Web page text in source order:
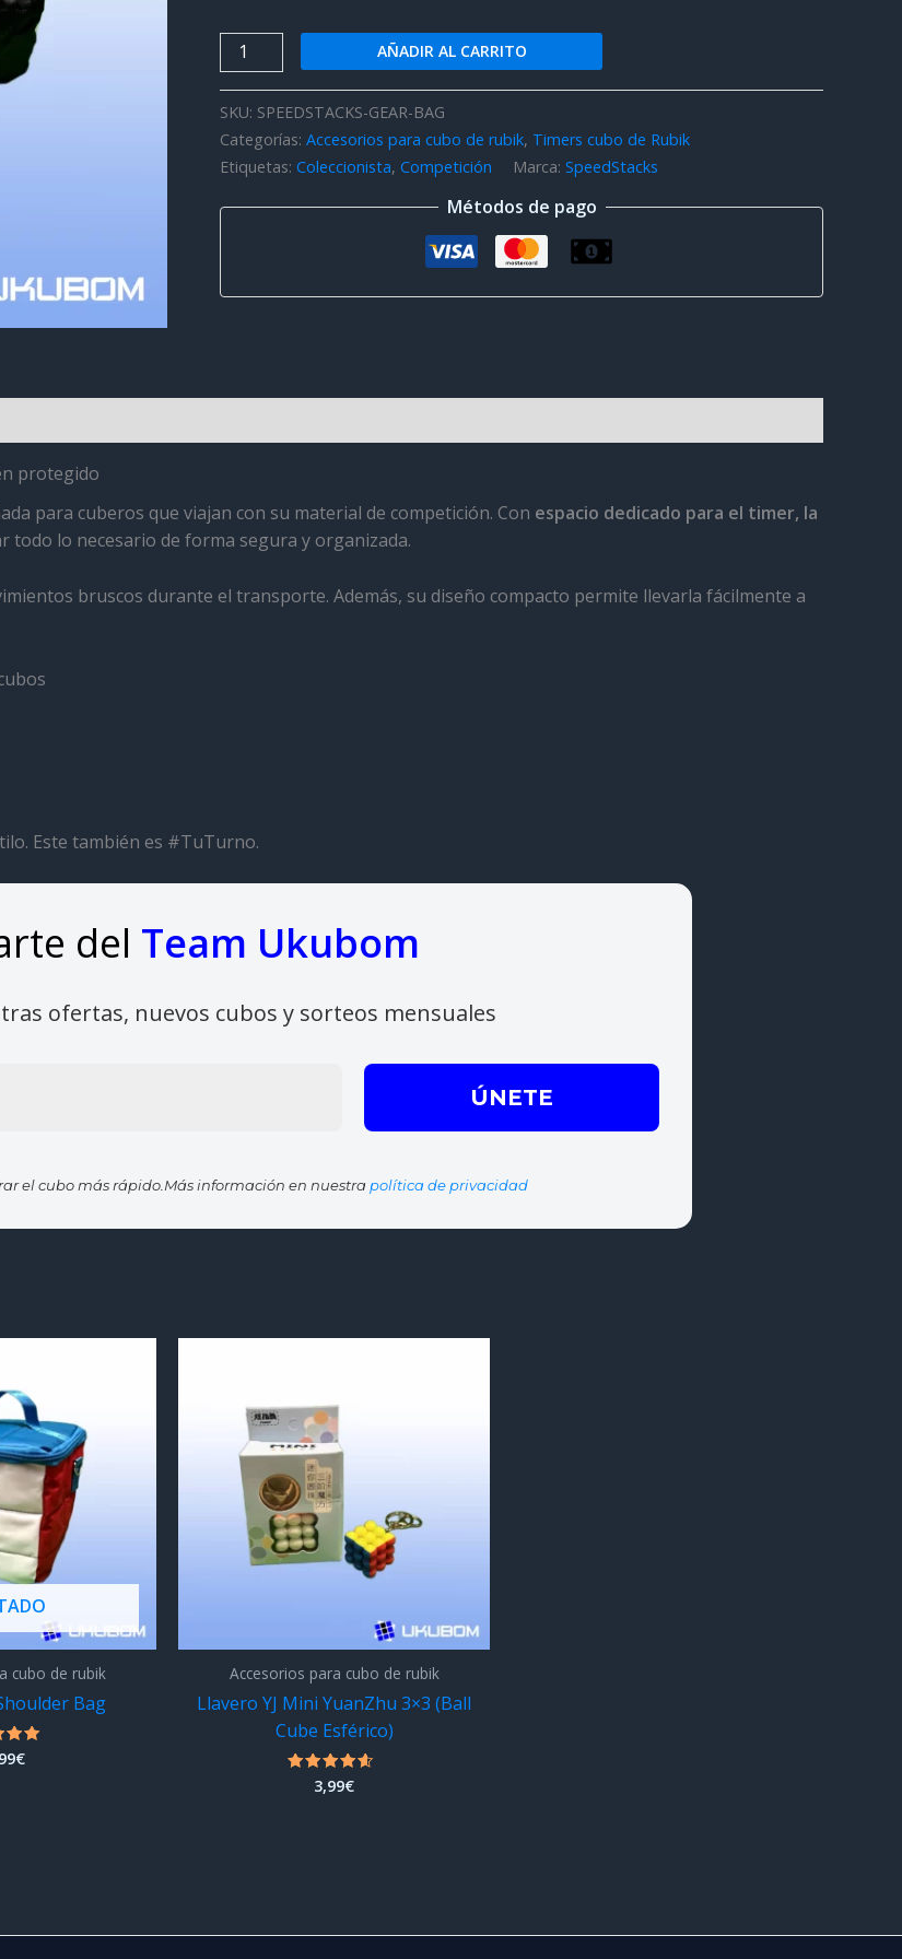
SpeedStacks
Gear
Bag
cantidad
AÑADIR AL CARRITO
SKU: SPEEDSTACKS-GEAR-BAG
Categorías: Accesorios para cubo de rubik, Timers cubo de Rubik
Etiquetas: Coleccionista, Competición Marca: SpeedStacks
Métodos de pago
protegido
para cuberos que viajan con su material de competición. Con espacio dedicado para el timer, la
todo lo necesario de forma segura y organizada.
bruscos durante el transporte. Además, su diseño compacto permite llevarla fácilmente a
Este también es #TuTurno.
del Team Ukubom
ofertas, nuevos cubos y sorteos mensuales
el cubo más rápido.Más información en nuestrapolítica de privacidad
cubo de rubik
Bag
€
Accesorios para cubo de rubik
Llavero YJ Mini YuanZhu 3×3 (Ball
Cube Esférico)
Valorado
con
3,99€